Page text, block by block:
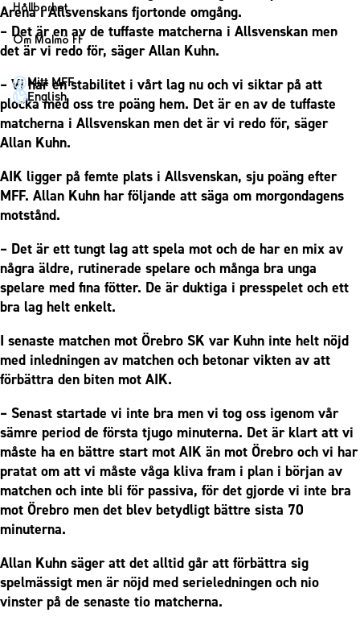
Fotbollsnätverket
P19
F19
P17
F17
Malmö Trophy
Partner dam
Matchdag på Eleda Stadion
MFF-museet & rundvandringar
Fest & Event
Konferens
Möte
Mässa
Sommarfest
Inspiration
Vanliga frågor om 1910 Event
Hållbarhet
Hållbarhet
Himmelsblå framtid – en match för miljön
MFF i samhället
Laget för alla
Nattfotboll
Karriärakademin
Grundskolefotboll mot rasismer
Fonder
Om Malmö FF
Kontakt
Press och media
Historik – herrlaget
Historik – damlaget
Närstående organisationer
Policydokument
Personuppgiftspolicy
Mitt MFF
English
Arena i Allsvenskans fjortonde omgång.
– Det är en av de tuffaste matcherna i Allsvenskan men
det är vi redo för, säger Allan Kuhn.
– Vi har en stabilitet i vårt lag nu och vi siktar på att
plocka med oss tre poäng hem. Det är en av de tuffaste
matcherna i Allsvenskan men det är vi redo för, säger
Allan Kuhn.
AIK ligger på femte plats i Allsvenskan, sju poäng efter
MFF. Allan Kuhn har följande att säga om morgondagens
motstånd.
– Det är ett tungt lag att spela mot och de har en mix av
några äldre, rutinerade spelare och många bra unga
spelare med fina fötter. De är duktiga i presspelet och ett
bra lag helt enkelt.
I senaste matchen mot Örebro SK var Kuhn inte helt nöjd
med inledningen av matchen och betonar vikten av att
förbättra den biten mot AIK.
– Senast startade vi inte bra men vi tog oss igenom vår
sämre period de första tjugo minuterna. Det är klart att vi
måste ha en bättre start mot AIK än mot Örebro och vi har
pratat om att vi måste våga kliva fram i plan i början av
matchen och inte bli för passiva, för det gjorde vi inte bra
mot Örebro men det blev betydligt bättre sista 70
minuterna.
Allan Kuhn säger att det alltid går att förbättra sig
spelmässigt men är nöjd med serieledningen och nio
vinster på de senaste tio matcherna.